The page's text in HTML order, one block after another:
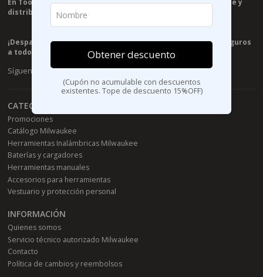
distribuidores autorizados de la marca en chile 🧰🤝
¡Despachos el mismo día de tu compra! ¡Envíos rápidos y seguros
a todo Chile!
Síguenos
CATEGORÍAS
Promociones
Catálogo Milwaukee
Herramientas Inalámbricas Milwaukee
Baterías y cargadores
Herramientas manuales
Accesorios para herramientas
Vestuario y protección personal
INFORMACIÓN
Quienes somos
Servicio técnico autorizado Milwaukee
Contacto
Política de cambios y reembolsos
Obtener descuento
(Cupón no acumulable con descuentos
existentes. Tope de descuento 15%OFF)